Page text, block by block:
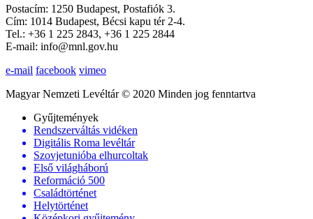
Postacím: 1250 Budapest, Postafiók 3.
Cím: 1014 Budapest, Bécsi kapu tér 2-4.
Tel.: +36 1 225 2843, +36 1 225 2844
E-mail: info@mnl.gov.hu
e-mail facebook vimeo
Magyar Nemzeti Levéltár © 2020 Minden jog fenntartva
Gyűjtemények
Rendszerváltás vidéken
Digitális Roma levéltár
Szovjetunióba elhurcoltak
Első világháború
Reformáció 500
Családtörténet
Helytörténet